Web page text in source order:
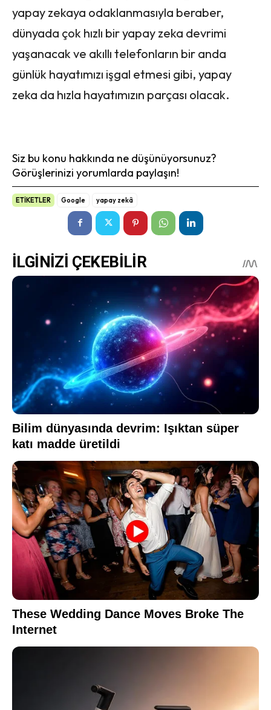
yapay zekaya odaklanmasıyla beraber,
dünyada çok hızlı bir yapay zeka devrimi
yaşanacak ve akıllı telefonların bir anda
günlük hayatımızı işgal etmesi gibi, yapay
zeka da hızla hayatımızın parçası olacak.
Siz bu konu hakkında ne düşünüyorsunuz?
Görüşlerinizi yorumlarda paylaşın!
ETİKETLER Google yapay zekâ